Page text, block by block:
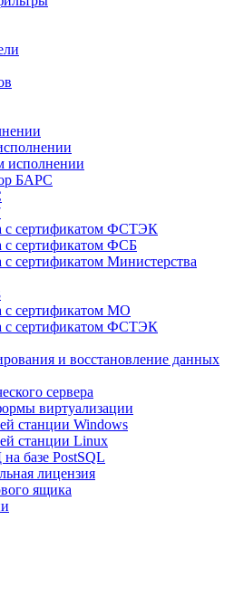
исполнении
БАРС
с сертификатом ФСТЭК
с сертификатом ФСБ
сертификатом Министерства
с сертификатом МО
с сертификатом ФСТЭК
и восстановление данных
сервера
виртуализации
станции Windows
станции Linux
базе PostSQL
лицензия
ящика